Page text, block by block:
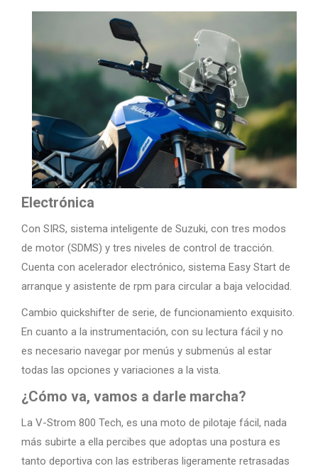
Electrónica
Con SIRS, sistema inteligente de Suzuki, con tres modos
de motor (SDMS) y tres niveles de control de tracción.
Cuenta con acelerador electrónico, sistema Easy Start de
arranque y asistente de rpm para circular a baja velocidad.
Cambio quickshifter de serie, de funcionamiento exquisito.
En cuanto a la instrumentación, con su lectura fácil y no
es necesario navegar por menús y submenús al estar
todas las opciones y variaciones a la vista.
¿Cómo va, vamos a darle marcha?
La V-Strom 800 Tech, es una moto de pilotaje fácil, nada
más subirte a ella percibes que adoptas una postura es
tanto deportiva con las estriberas ligeramente retrasadas